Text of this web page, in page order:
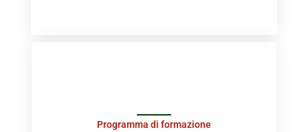
Programma di formazione